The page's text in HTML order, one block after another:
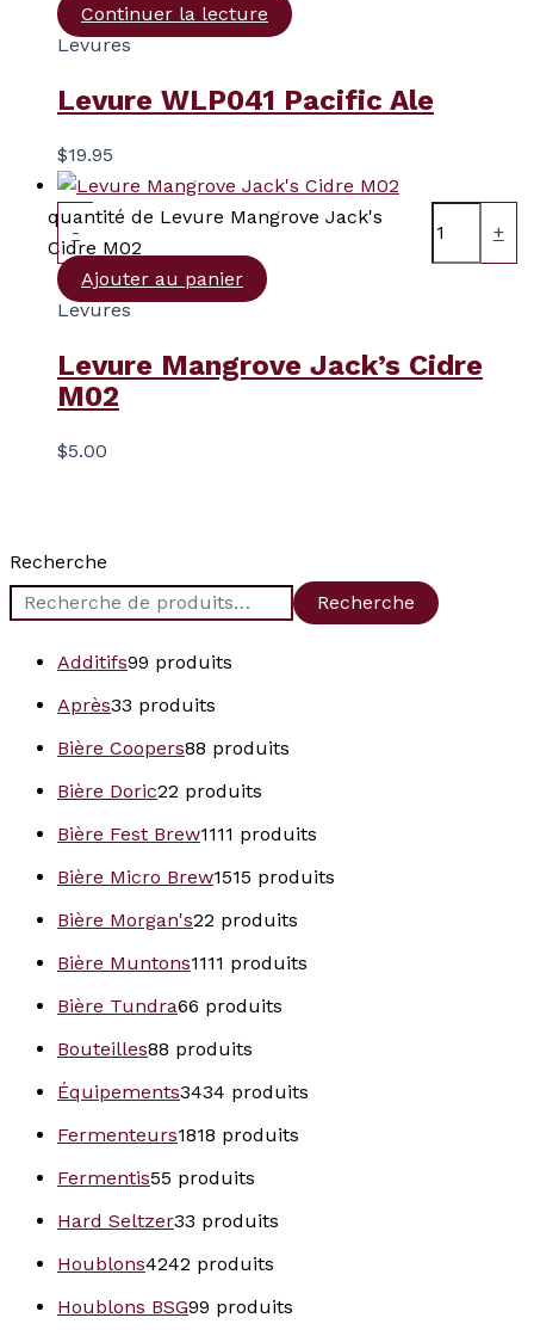
Continuer la lecture
Levures
Levure WLP041 Pacific Ale
$19.95
-
quantité de Levure Mangrove Jack's
Cidre M02
+
Ajouter au panier
Levures
Levure Mangrove Jack’s Cidre
M02
$5.00
Recherche
Recherche
Additifs99 produits
Après33 produits
Bière Coopers88 produits
Bière Doric22 produits
Bière Fest Brew1111 produits
Bière Micro Brew1515 produits
Bière Morgan's22 produits
Bière Muntons1111 produits
Bière Tundra66 produits
Bouteilles88 produits
Équipements3434 produits
Fermenteurs1818 produits
Fermentis55 produits
Hard Seltzer33 produits
Houblons4242 produits
Houblons BSG99 produits